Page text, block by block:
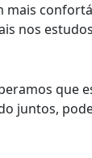
nos
que
juntos,